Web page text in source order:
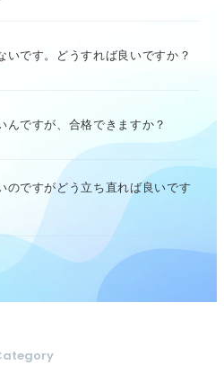
いです。どうすれば良いですか？
んですが、合格できますか？
のですがどう立ち直れば良いです